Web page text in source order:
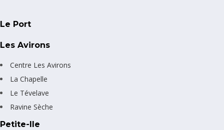
Le Port
Les Avirons
Centre Les Avirons
La Chapelle
Le Tévelave
Ravine Sèche
Petite-Ile